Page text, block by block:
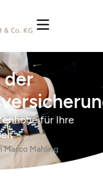
der
für Ihre
Marco Mahling